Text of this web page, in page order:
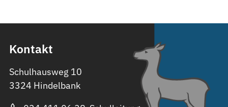
Kontakt
Schulhausweg 10
3324 Hindelbank